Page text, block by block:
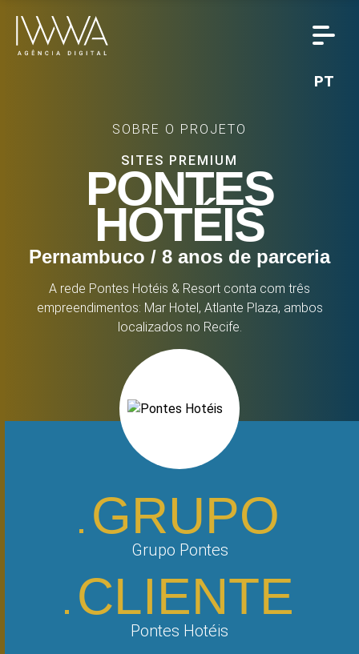
PT
SOBRE O PROJETO
SITES PREMIUM
PONTES
HOTÉIS
Pernambuco / 8 anos de parceria
A rede Pontes Hotéis & Resort conta com três
empreendimentos: Mar Hotel, Atlante Plaza, ambos
localizados no Recife.
GRUPO
Grupo Pontes
CLIENTE
Pontes Hotéis